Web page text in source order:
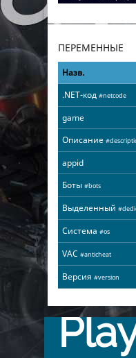
ПЕРЕМЕННЫЕ
Назв.
.NET-код #netcode
game
Описание
appid
Боты #bots
Выделенный
Система #os
VAC #anticheat
Версия #version